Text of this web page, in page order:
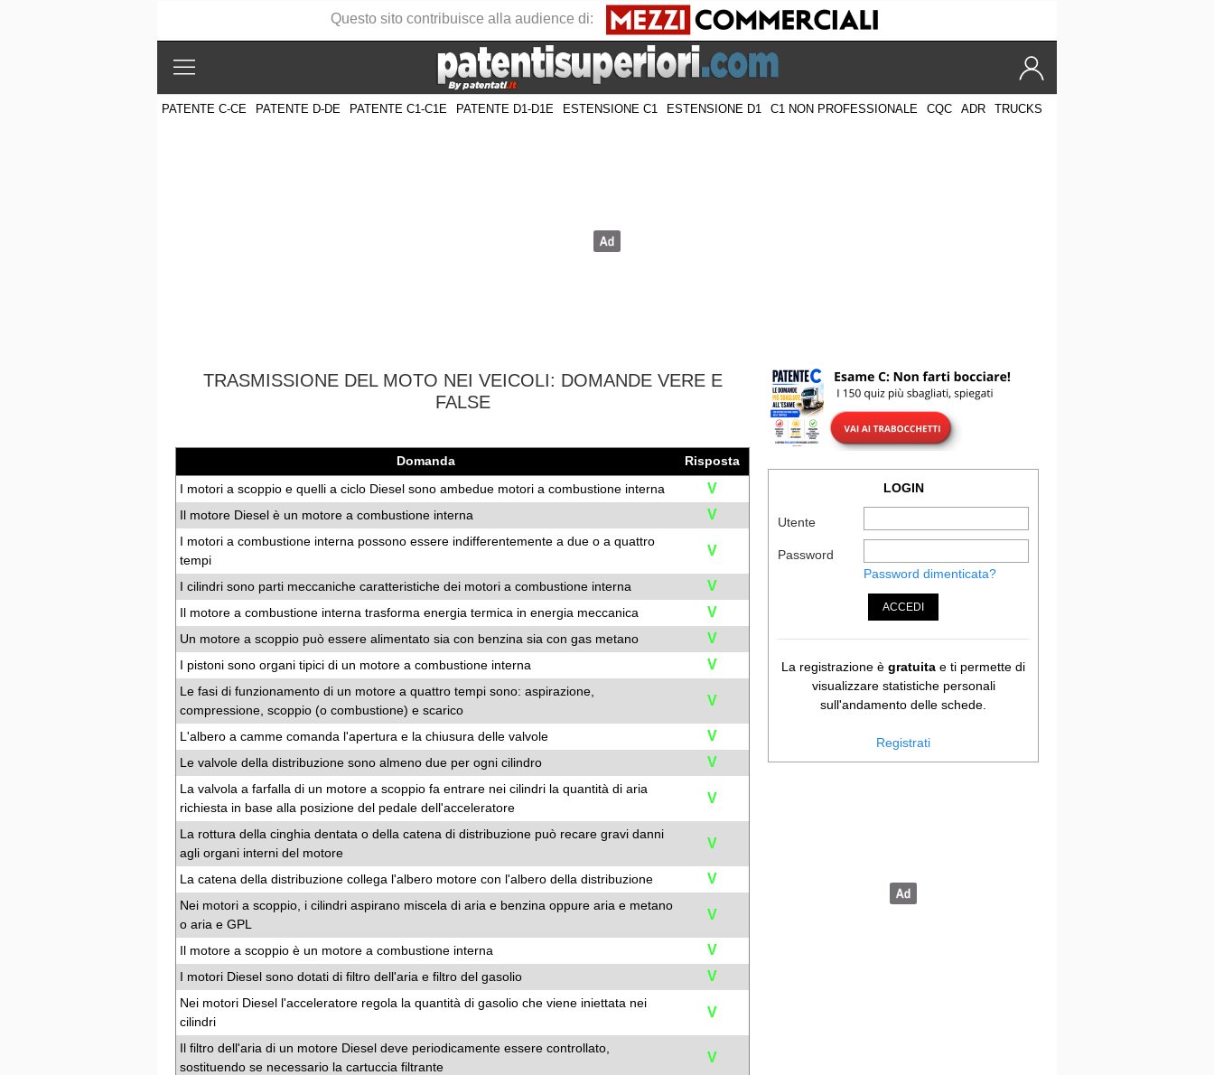
PATENTE C-CE PATENTE D-DE PATENTE C1-C1E PATENTE D1-D1E ESTENSIONE C1 ESTENSIONE D1 C1 NON PROFESSIONALE CQC ADR TRUCKS
TRASMISSIONE DEL MOTO NEI VEICOLI: DOMANDE VERE E
FALSE
Domanda
Risposta
I motori a scoppio e quelli a ciclo Diesel sono ambedue motori a combustione interna
V
Il motore Diesel è un motore a combustione interna V
I motori a combustione interna possono essere indifferentemente a due o a quattro
tempi
V
I cilindri sono parti meccaniche caratteristiche dei motori a combustione interna V
Il motore a combustione interna trasforma energia termica in energia meccanica V
Un motore a scoppio può essere alimentato sia con benzina sia con gas metano V
I pistoni sono organi tipici di un motore a combustione interna V
Le fasi di funzionamento di un motore a quattro tempi sono: aspirazione,
compressione, scoppio (o combustione) e scarico
V
L'albero a camme comanda l'apertura e la chiusura delle valvole V
Le valvole della distribuzione sono almeno due per ogni cilindro V
La valvola a farfalla di un motore a scoppio fa entrare nei cilindri la quantità di aria
richiesta in base alla posizione del pedale dell'acceleratore
V
La rottura della cinghia dentata o della catena di distribuzione può recare gravi danni
agli organi interni del motore
V
La catena della distribuzione collega l'albero motore con l'albero della distribuzione V
Nei motori a scoppio, i cilindri aspirano miscela di aria e benzina oppure aria e metano
o aria e GPL
V
Il motore a scoppio è un motore a combustione interna V
I motori Diesel sono dotati di filtro dell'aria e filtro del gasolio V
Nei motori Diesel l'acceleratore regola la quantità di gasolio che viene iniettata nei
cilindri
V
Il filtro dell'aria di un motore Diesel deve periodicamente essere controllato,
sostituendo se necessario la cartuccia filtrante
V
LOGIN
Utente
Password
Password dimenticata?
ACCEDI
La registrazione è gratuita e ti permette di
visualizzare statistiche personali
sull'andamento delle schede.
Registrati
Questo sito contribuisce alla audience di: